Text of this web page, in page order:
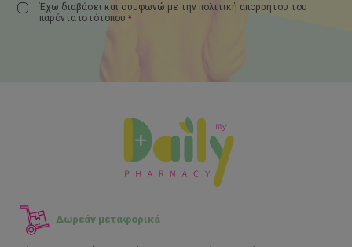
Έχω διαβάσει και συμφωνώ με την πολιτική απορρήτου του
παρόντα ιστότοπου *
Δωρεάν μεταφορικά